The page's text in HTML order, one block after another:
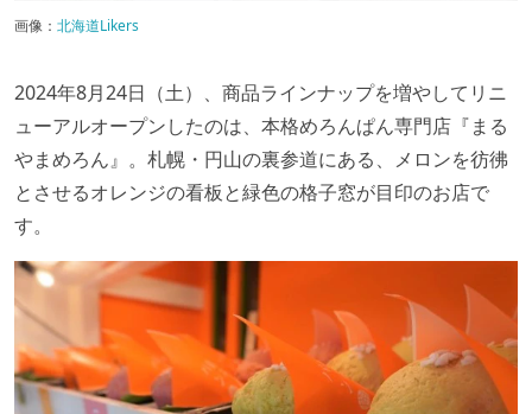
画像： 北海道Likers
2024年8月24日（土）、商品ラインナップを増やしてリニ
ューアルオープンしたのは、本格めろんぱん専門店『まる
やまめろん』。札幌・円山の裏参道にある、メロンを彷彿
とさせるオレンジの看板と緑色の格子窓が目印のお店で
す。